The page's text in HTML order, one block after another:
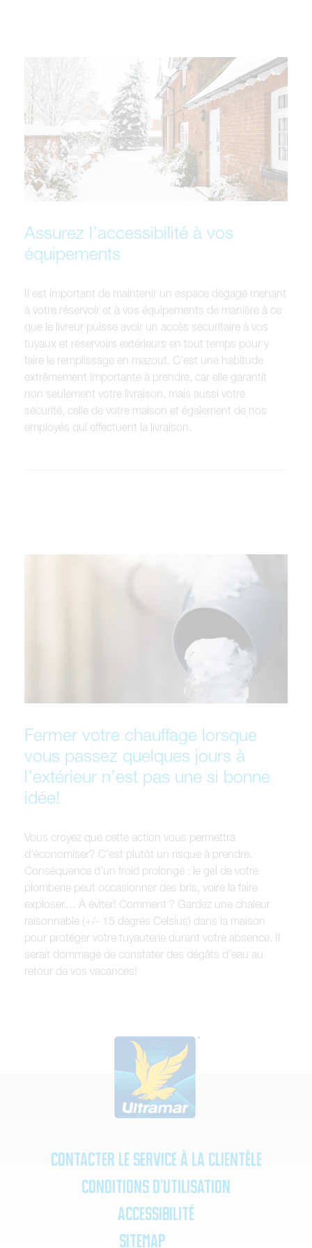
Assurez l’accessibilité à vos
équipements
Il est important de maintenir un espace dégagé menant
à votre réservoir et à vos équipements de manière à ce
que le livreur puisse avoir un accès sécuritaire à vos
tuyaux et réservoirs extérieurs en tout temps pour y
faire le remplissage en mazout. C’est une habitude
extrêmement importante à prendre, car elle garantit
non seulement votre livraison, mais aussi votre
sécurité, celle de votre maison et également de nos
employés qui effectuent la livraison.
Fermer votre chauffage lorsque
vous passez quelques jours à
l’extérieur n’est pas une si bonne
idée!
Vous croyez que cette action vous permettra
d’économiser? C’est plutôt un risque à prendre.
Conséquence d’un froid prolongé : le gel de votre
plomberie peut occasionner des bris, voire la faire
exploser… À éviter! Comment ? Gardez une chaleur
raisonnable (+/- 15 degrés Celsius) dans la maison
pour protéger votre tuyauterie durant votre absence. Il
serait dommage de constater des dégâts d’eau au
retour de vos vacances!
Contacter le service à la clientèle
Conditions d’utilisation
Accessibilité
SiteMap